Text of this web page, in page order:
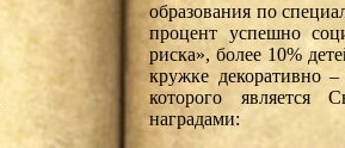
образования по
процент успешно
риска», более 10%
кружке декоративно –
которого является
наградами: